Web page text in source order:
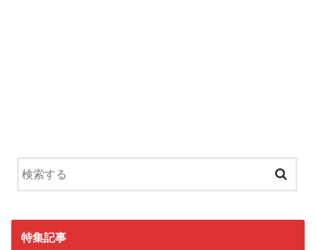
特集記事